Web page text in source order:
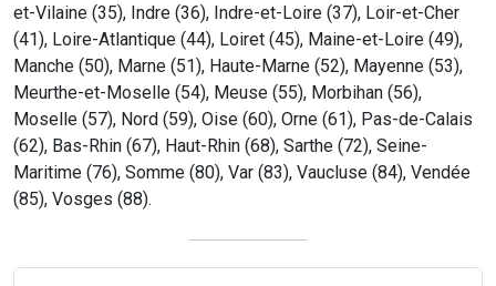
et-Vilaine (35), Indre (36), Indre-et-Loire (37), Loir-et-Cher
(41), Loire-Atlantique (44), Loiret (45), Maine-et-Loire (49),
Manche (50), Marne (51), Haute-Marne (52), Mayenne (53),
Meurthe-et-Moselle (54), Meuse (55), Morbihan (56),
Moselle (57), Nord (59), Oise (60), Orne (61), Pas-de-Calais
(62), Bas-Rhin (67), Haut-Rhin (68), Sarthe (72), Seine-
Maritime (76), Somme (80), Var (83), Vaucluse (84), Vendée
(85), Vosges (88).